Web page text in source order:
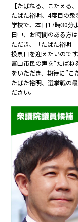
【たばねる、こたえる
たばた裕明、4度目の
学校で、本日17時30分
日中、お時間のある方
ただき、「たばた裕明
投票日を迎えたいのです
富山市民の声を“たば
をいただき、期待に”こ
たばた裕明、選挙戦の
ださい。